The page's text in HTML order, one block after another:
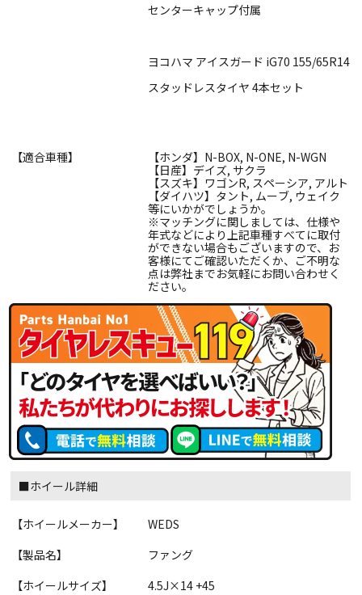
センターキャップ付属
ヨコハマ アイスガード iG70 155/65R14
スタッドレスタイヤ 4本セット
【適合車種】
【ホンダ】N-BOX, N-ONE, N-WGN
【日産】デイズ, サクラ
【スズキ】ワゴンR, スペーシア, アルト
【ダイハツ】タント, ムーブ, ウェイク
等にいかがでしょうか。
※マッチングに関しましては、仕様や
年式などにより上記車種すべてに取付
ができない場合もございますので、お
客様にてご確認いただくか、ご不明な
点は弊社までお気軽にお問い合わせく
ださい。
■ホイール詳細
【ホイールメーカー】
WEDS
【製品名】
ファング
【ホイールサイズ】
4.5J×14 +45